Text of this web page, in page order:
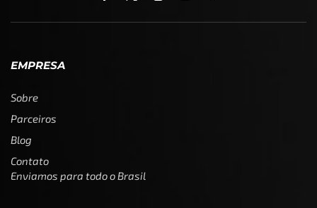
EMPRESA
Sobre
Parceiros
Blog
Contato
Enviamos para todo o Brasil